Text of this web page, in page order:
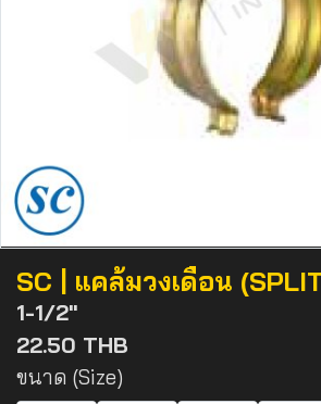
SC | แคล้มวงเดือน
1-1/2"
22.50 THB
ขนาด (Size)